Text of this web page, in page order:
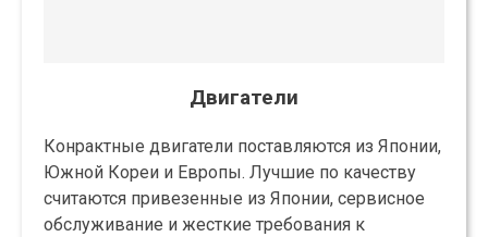
Двигатели
Конрактные двигатели поставляются из Японии,
Южной Кореи и Европы. Лучшие по качеству
считаются привезенные из Японии, сервисное
обслуживание и жесткие требования к